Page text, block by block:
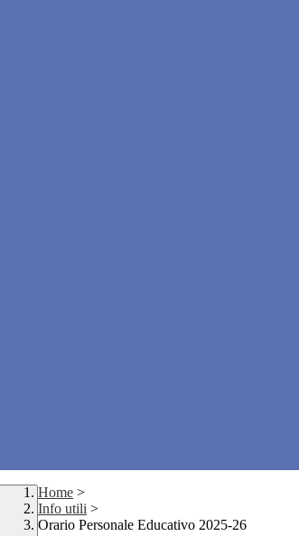
Home >
Info utili >
Orario Personale Educativo 2025-26